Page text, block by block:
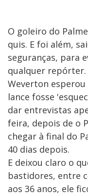
O goleiro do
quis. E foi além,
seguranças, para
qualquer repórter.
Weverton
lance fosse
dar entrevistas
feira, depois de o
chegar à final do
40 dias depois.
E deixou claro o
bastidores, entre
aos 36 anos, ele